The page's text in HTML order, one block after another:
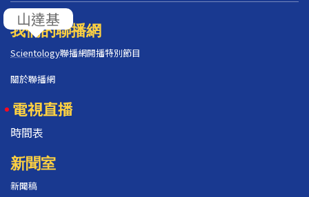
我們的聯播網
Scientology聯播網開播特別節目
關於聯播網
電視直播
時間表
新聞室
新聞稿